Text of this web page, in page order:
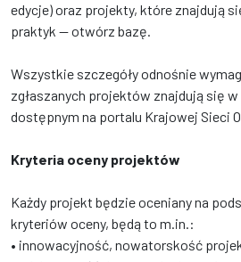
edycje) oraz projekty, które znajdują
praktyk — otwórz bazę.
Wszystkie szczegóły odnośnie
zgłaszanych projektów znajdują się
dostępnym na portalu Krajowej Sieci
Kryteria oceny projektów
Każdy projekt będzie oceniany na
kryteriów oceny, będą to m.in.:
• innowacyjność, nowatorskość